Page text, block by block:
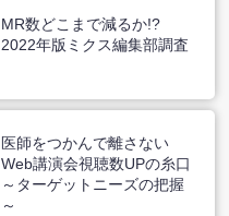
MR数どこまで減るか!?
2022年版ミクス編集部調査
医師をつかんで離さない
Web講演会視聴数UPの糸口
～ターゲットニーズの把握
～